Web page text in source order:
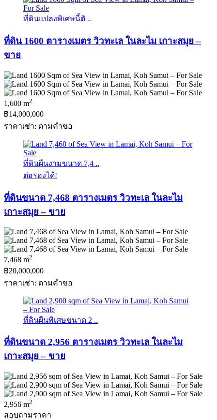
ที่ดินแปลงพิเศษนี้ตั ..
ที่ดิน 1600 ตารางเมตร วิวทะเล ในละไม เกาะสมุย –
ขาย
1,600 m2
฿14,000,000
ราคาเช่า: ตามคําขอ
ที่ดินผืนงามขนาด 7,4 ..
ต่อรองได้!
ที่ดินขนาด 7,468 ตารางเมตร วิวทะเล ในละไม
เกาะสมุย – ขาย
7,468 m2
฿20,000,000
ราคาเช่า: ตามคําขอ
ที่ดินผืนพิเศษขนาด 2 ..
ที่ดินขนาด 2,956 ตารางเมตร วิวทะเล ในละไม
เกาะสมุย – ขาย
2,956 m2
สอบถามราคา